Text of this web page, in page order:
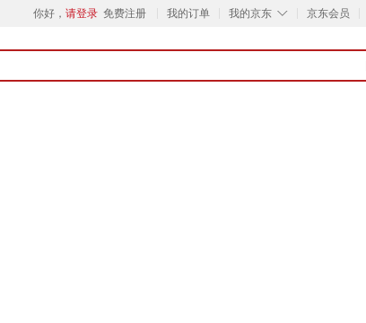
你好， 请登录 免费注册 我的订单 ◇
我的京东 京东会员